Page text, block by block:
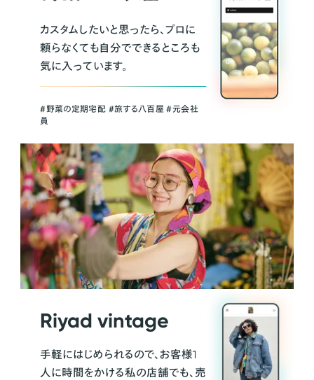
カスタムしたいと思ったら、プロに
頼らなくても自分でできるところも
気に入っています。
＃野菜の定期宅配 ＃旅する八百屋 ＃元会社
員
Riyad vintage
手軽にはじめられるので、お客様1
人に時間をかける私の店舗でも、売